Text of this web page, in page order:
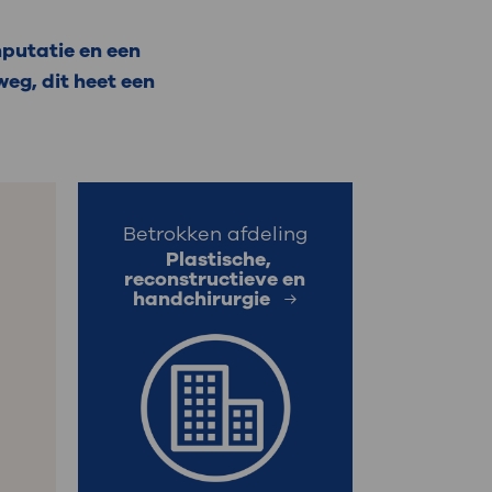
: naar uw dossier
en een
dit heet een
Betrokken afdeling
Plastische,
reconstructieve en
handchirurgie